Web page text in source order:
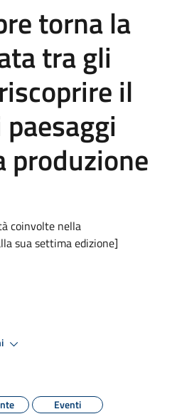
torna la
tra gli
il
produzione
coinvolte nella
sua settima edizione]
Eventi